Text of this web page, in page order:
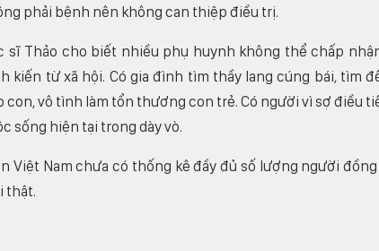
phải bệnh nên không can thiệp điều trị.
sĩ Thảo cho biết nhiều phụ huynh không thể chấp
kiến từ xã hội. Có gia đình tìm thầy lang cúng bái, tìm
con, vô tình làm tổn thương con trẻ. Có người vì sợ điều
sống hiện tại trong dày vò.
Việt Nam chưa có thống kê đầy đủ số lượng người
thật.